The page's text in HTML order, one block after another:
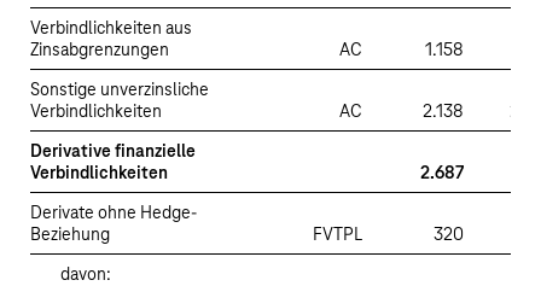
Verbindlichkeiten aus
Zinsabgrenzungen
AC 1.158
Sonstige unverzinsliche
Verbindlichkeiten
AC 2.138
Derivative finanzielle
Verbindlichkeiten
2.687
Derivate ohne Hedge-
Beziehung
FVTPL 320
davon: